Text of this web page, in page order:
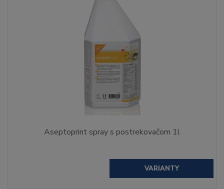
Aseptoprint spray s postrekovačom 1l
VARIANTY